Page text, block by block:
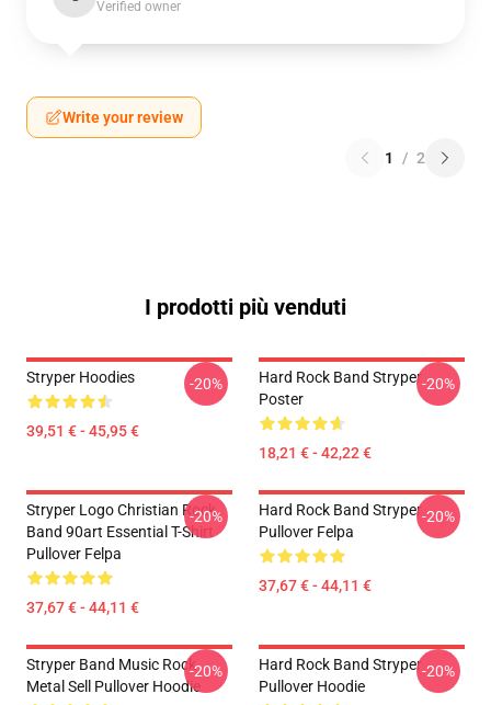
Verified owner
Write your review
1 / 2
I prodotti più venduti
Stryper Hoodies
39,51 € - 45,95 €
-20%
Hard Rock Band Stryper
Poster
18,21 € - 42,22 €
-20%
Stryper Logo Christian Rock
Band 90art Essential T-Shirt
Pullover Felpa
37,67 € - 44,11 €
-20%
Hard Rock Band Stryper
Pullover Felpa
37,67 € - 44,11 €
-20%
Stryper Band Music Rock
Metal Sell Pullover Hoodie
-20%
Hard Rock Band Stryper
Pullover Hoodie
-20%